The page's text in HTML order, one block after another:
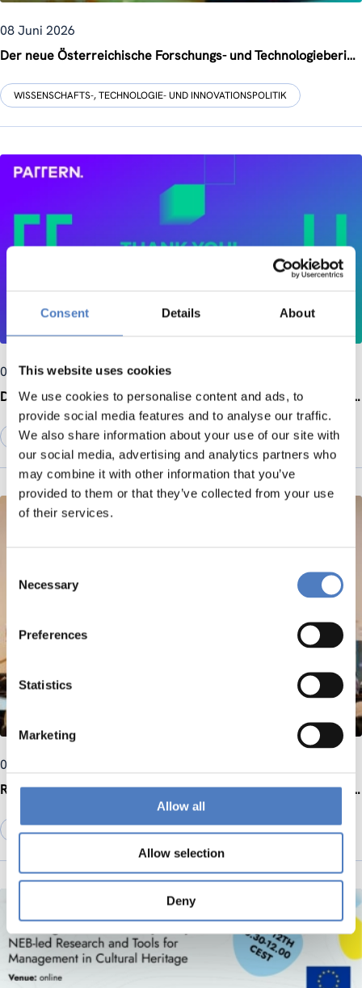
Consent Details About
This website uses cookies
We use cookies to personalise content and ads, to
provide social media features and to analyse our traffic.
We also share information about your use of our site with
our social media, advertising and analytics partners who
may combine it with other information that you’ve
provided to them or that they’ve collected from your use
of their services.
Selection
Necessary
Preferences
Statistics
Marketing
Allow all
Allow selection
Deny
08 Juni 2026
Der neue Österreichische Forschungs- und Technologiebericht 2026 ist soeben erschienen
WISSENSCHAFTS-, TECHNOLOGIE- UND INNOVATIONSPOLITIK
05 Juni 2026
Das von der EU finanzierte Projekt PATTERN schließt mit großartigen Ergebnissen zur Förderung von Trainings im Bereich Open RRI und Open Science in ganz Europa ab
BILDUNG
01 Juni 2026
RurALL Final Conference Highlights Innovative Approaches to Rural Revitalisation
SOZIALE INNOVATION